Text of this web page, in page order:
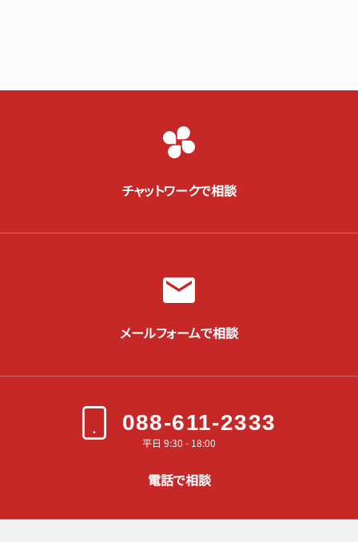
チャットワークで相談
メールフォームで相談
088-611-2333
平日 9:30 - 18:00
電話で相談